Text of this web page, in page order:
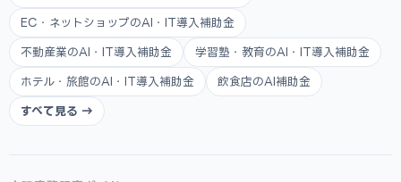
EC・ネットショップのAI・IT導入補助金
不動産業のAI・IT導入補助金 学習塾・教育のAI・IT導入補助金
ホテル・旅館のAI・IT導入補助金 飲食店のAI補助金
すべて見る →